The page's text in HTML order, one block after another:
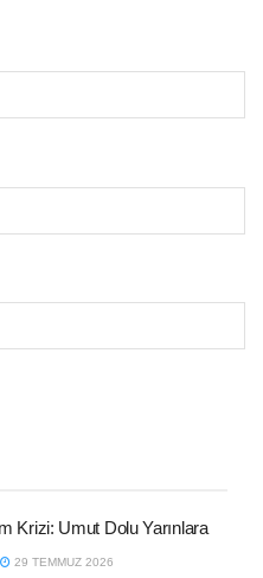
Krizi: Umut Dolu Yarınlara
29 TEMMUZ 2026